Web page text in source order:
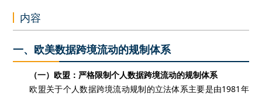
内容
一、欧美数据跨境流动的规制体系
（一）欧盟：严格限制个人数据跨境流动的规制体系
欧盟关于个人数据跨境流动规制的立法体系主要是由1981年